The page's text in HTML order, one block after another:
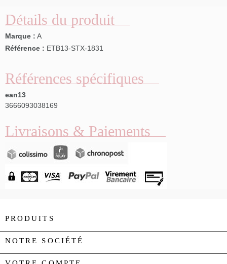
Détails du produit
Marque : A
Référence : ETB13-STX-1831
Références spécifiques
ean13
3666093038169
Livraisons & Paiements
PRODUITS
NOTRE SOCIÉTÉ